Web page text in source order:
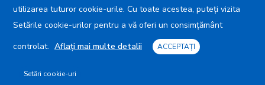
Primăria Municipiului Călărași © 2025. Toate drepturile
utilizarea tuturor cookie-urile. Cu toate acestea, puteți vizita
Setările cookie-urilor pentru a vă oferi un consimțământ
controlat. Aflați mai multe detalii ACCEPTAȚI
Setări cookie-uri